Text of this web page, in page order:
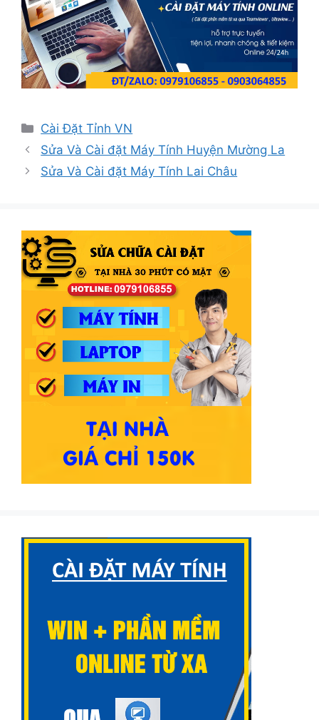
Danh
mục
Cài Đặt Tỉnh VN
Sửa Và Cài đặt Máy Tính Huyện Mường La
Sửa Và Cài đặt Máy Tính Lai Châu